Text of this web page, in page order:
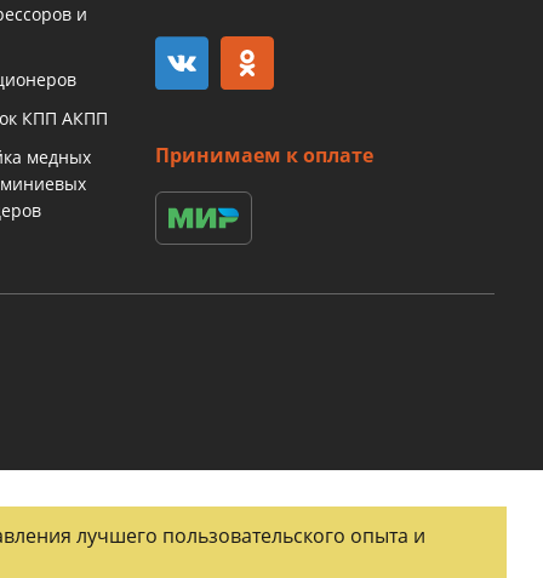
и
КПП АКПП
медных
Принимаем к оплате
лучшего пользовательского опыта и